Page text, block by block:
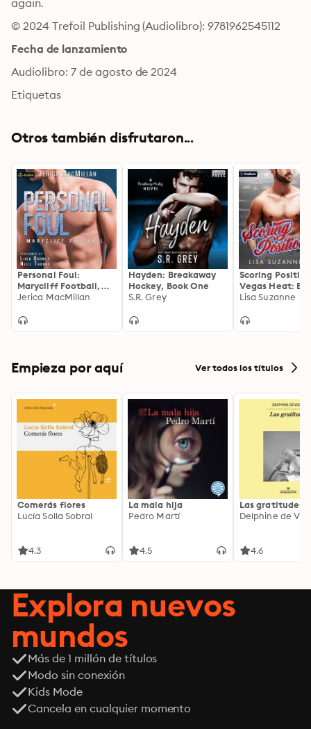
again.
© 2024 Trefoil Publishing (Audiolibro): 9781962545112
Fecha de lanzamiento
Audiolibro: 7 de agosto de 2024
Etiquetas
Otros también disfrutaron...
Personal Foul:
Marycliff Football,
standalone
Jerica MacMillan
Hayden: Breakaway
Hockey, Book One
S.R. Grey
Scoring
Vegas Heat:
Loaded, Book 1
Lisa Suzanne
Empieza por aquí Ver todos los títulos
Comerás flores
Lucía Solla Sobral
4.3
La mala hija
Pedro Martí
4.5
Las gratitudes
Delphine de
4.6
Explora nuevos
mundos
Más de 1 millón de títulos
Modo sin conexión
Kids Mode
Cancela en cualquier momento